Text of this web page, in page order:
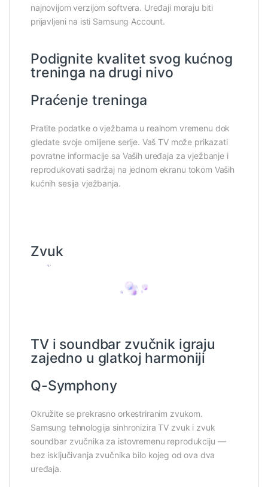
najnovijom verzijom softvera. Uređaji moraju biti
prijavljeni na isti Samsung Account.
Podignite kvalitet svog kućnog
treninga na drugi nivo
Praćenje treninga
Pratite podatke o vježbama u realnom vremenu dok
gledate svoje omiljene serije. Vaš TV može prikazati
povratne informacije sa Vaših uređaja za vježbanje i
reprodukovati sadržaj na jednom ekranu tokom Vaših
kućnih sesija vježbanja.
Zvuk
TV i soundbar zvučnik igraju
zajedno u glatkoj harmoniji
Q-Symphony
Okružite se prekrasno orkestriranim zvukom.
Samsung tehnologija sinhronizira TV zvuk i zvuk
soundbar zvučnika za istovremenu reprodukciju —
bez isključivanja zvučnika bilo kojeg od ova dva
uređaja.